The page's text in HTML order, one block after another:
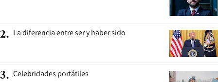
2. La diferencia entre ser y haber sido
3. Celebridades portátiles